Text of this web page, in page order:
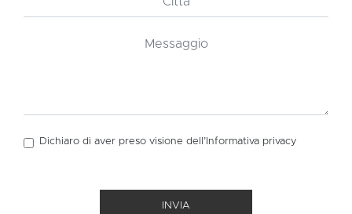
Dichiaro di aver preso visione dell’Informativa privacy
INVIA